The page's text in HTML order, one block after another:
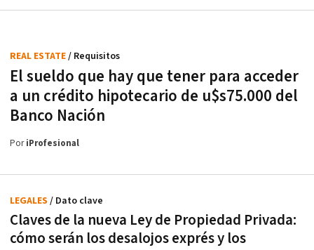
El sueldo que hay que tener para acceder
a un crédito hipotecario de u$s75.000 del
Banco Nación
REAL ESTATE/ Requisitos
PoriProfesional
Claves de la nueva Ley de Propiedad Privada:
cómo serán los desalojos exprés y los
LEGALES / Dato clave